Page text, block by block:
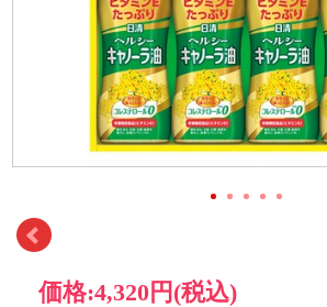
価格:4,320円 (税込)